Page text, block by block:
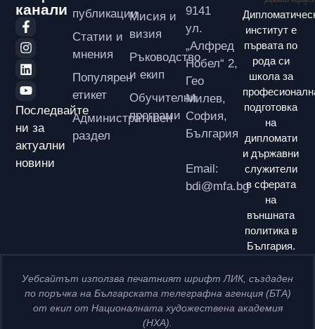
институт е
първата по
рода си
школа за
подготовка
на
дипломати
и държавни
служители
в сферата
на
външната
политика в
България.
Мисия и
визия
Ръководство
и екип
Обучителни
програми
публикации
Статии и
мнения
Популярен
етикет
Административен
раздел
9141
ул.
„Алфред
Нобел“ 2,
Гео
Милев,
София,
България
Email:
bdi@mfa.bg
канали
Последвайте
ни за
актуални
новини
Уебсайтът използва печатният шрифт ЛИК, създаден
по поръчка на Българската телеграфна агенция (БТА)
от екип от Националната художествена академия
(НХА).